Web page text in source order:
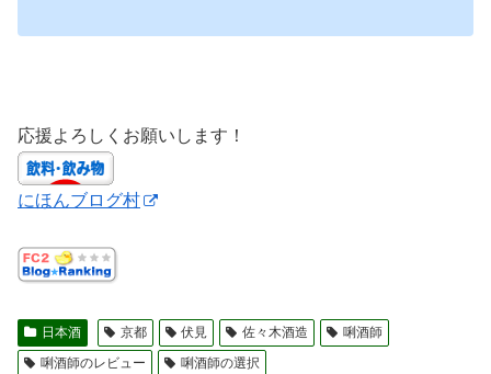
応援よろしくお願いします！
にほんブログ村
日本酒 京都 伏見 佐々木酒造
唎酒師
唎酒師のレビュー
唎酒師の選択